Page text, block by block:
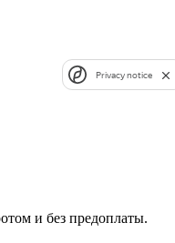
и без предоплаты.
Privacy notice